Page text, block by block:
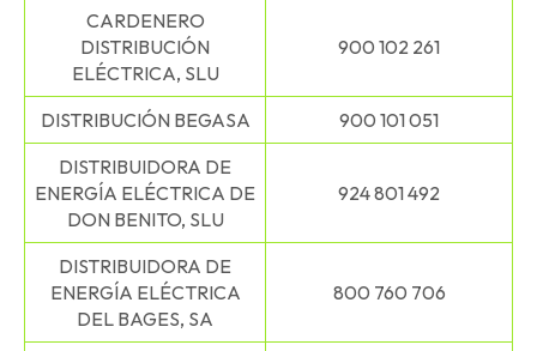
CARDENERO
DISTRIBUCIÓN
ELÉCTRICA, SLU
900 102 261
DISTRIBUCIÓN BEGASA
900 101 051
DISTRIBUIDORA DE
ENERGÍA ELÉCTRICA DE
DON BENITO, SLU
924 801 492
DISTRIBUIDORA DE
ENERGÍA ELÉCTRICA
DEL BAGES, SA
800 760 706